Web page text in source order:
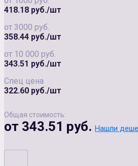
418.18 руб./шт
от 3000 руб.
358.44 руб./шт
от 10 000 руб.
343.51 руб./шт
Спец цена
322.60 руб./шт
Общая стоимость:
от 343.51 руб. Нашли